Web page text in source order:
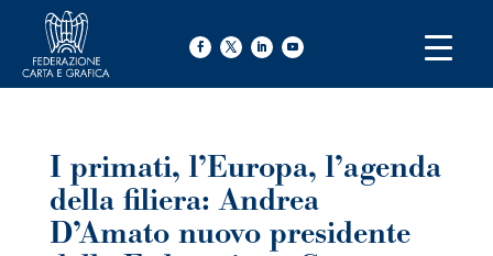
I primati, l’Europa, l’agenda
della filiera: Andrea
D’Amato nuovo presidente